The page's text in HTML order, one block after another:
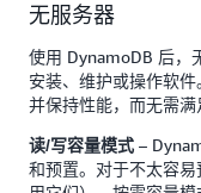
无服务器
使用 DynamoDB 后，
安装、维护或操作软
并保持性能，而无需
读/写容量模式 –
和预置。对于不太容